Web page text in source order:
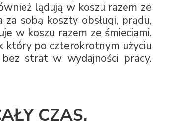
lądują w koszu razem ze
sobą koszty obsługi, prądu,
w koszu razem ze śmieciami.
który po czterokrotnym użyciu
strat w wydajności pracy.
CZAS.